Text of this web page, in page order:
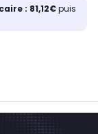
: 81,12€puis